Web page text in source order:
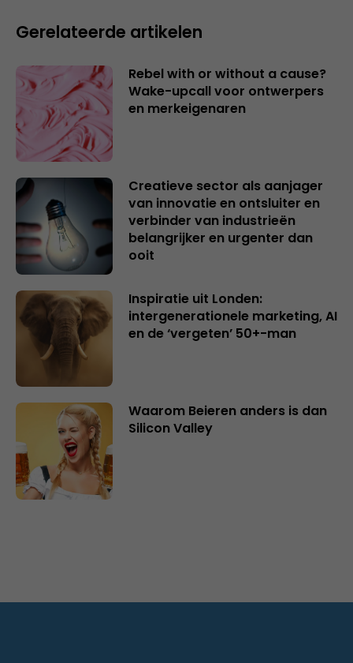
Gerelateerde artikelen
Rebel with or without a cause?
Wake-upcall voor ontwerpers
en merkeigenaren
Creatieve sector als aanjager
van innovatie en ontsluiter en
verbinder van industrieën
belangrijker en urgenter dan
ooit
Inspiratie uit Londen:
intergenerationele marketing, AI
en de ‘vergeten’ 50+-man
Waarom Beieren anders is dan
Silicon Valley